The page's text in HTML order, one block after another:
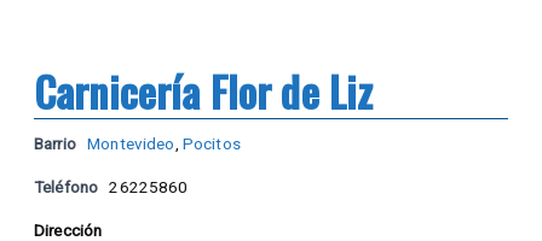
Carnicería Flor de Liz
Barrio Montevideo Pocitos
Teléfono 26225860
Dirección